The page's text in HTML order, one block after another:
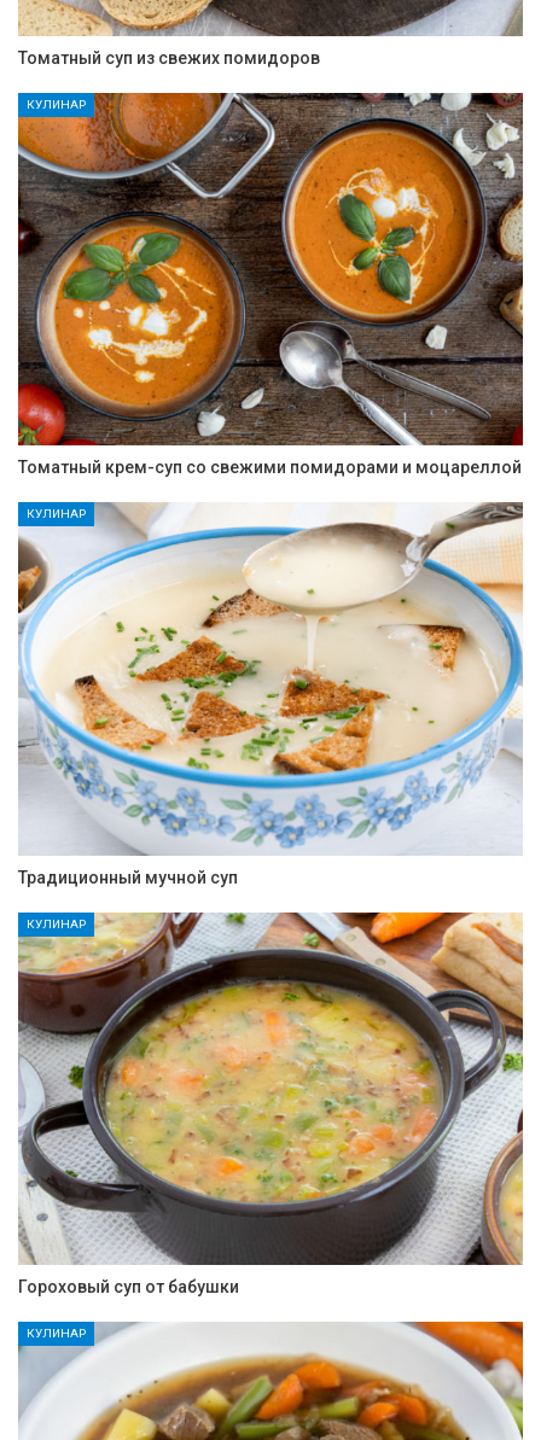
Томатный суп из свежих помидоров
КУЛИНАР
Томатный крем-суп со свежими помидорами и моцареллой
КУЛИНАР
Традиционный мучной суп
КУЛИНАР
Гороховый суп от бабушки
КУЛИНАР